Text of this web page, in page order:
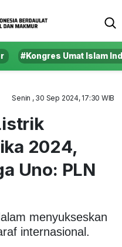
#Kongres Umat Islam
Senin , 30 Sep 2024, 17:30 WIB
2024,
Uno: PLN
menyukseskan
internasional.